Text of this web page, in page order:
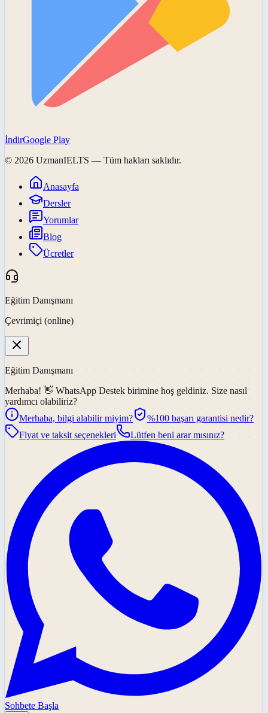
İndirGoogle Play
© 2026 UzmanIELTS — Tüm hakları saklıdır.
Anasayfa
Dersler
Yorumlar
Blog
Ücretler
Eğitim Danışmanı
Çevrimiçi (online)
Eğitim Danışmanı
Merhaba! 👋 WhatsApp Destek birimine hoş geldiniz. Size nasıl
yardımcı olabiliriz?
Merhaba, bilgi alabilir miyim?
%100 başarı garantisi nedir?
Fiyat ve taksit seçenekleri
Lütfen beni arar mısınız?
Sohbete Başla